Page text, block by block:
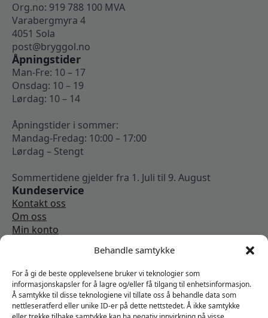
Behandle samtykke
For å gi de beste opplevelsene bruker vi teknologier som
informasjonskapsler for å lagre og/eller få tilgang til enhetsinformasjon.
Å samtykke til disse teknologiene vil tillate oss å behandle data som
nettleseratferd eller unike ID-er på dette nettstedet. Å ikke samtykke
Org.no: 919 788 100 MVA
Varabergmyra 4
4051 Sola
post@bryggol.no
Åpningstider
Man-Fre: 10 – 17
Onsdag: 10 – 19
Lørdag: 10 – 14
Åpningstider i sommer:
Mandag-Fredag: 10:00 – 17:00
Lørdag – Stengt
Sommertidene gjelder fra 1. Juli til 9. August
Kundeservice
Kontakt oss
Om oss
Min konto
Vi er sosiale